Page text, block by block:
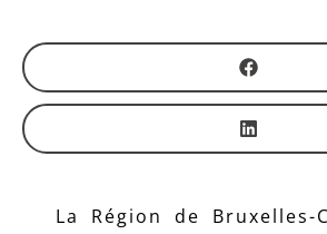
La Région de Bruxelles-